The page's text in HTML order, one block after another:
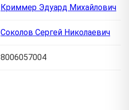
Криммер Эдуард Михайлович
Соколов Сергей Николаевич
8006057004